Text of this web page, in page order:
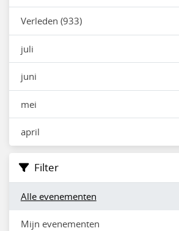
Verleden (933)
juli
juni
mei
april
Filter
Alle evenementen
Mijn evenementen